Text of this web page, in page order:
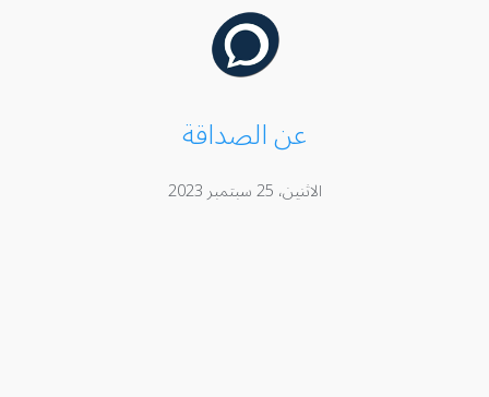
عن الصداقة
الاثنين، 25 سبتمبر 2023